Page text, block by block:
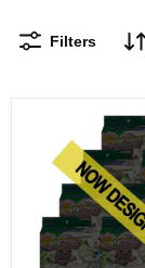
Filters